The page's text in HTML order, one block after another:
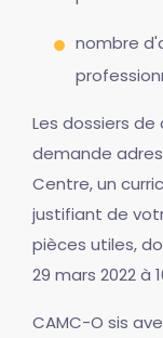
nombre
Les dossiers
demande
Centre, un
justifiant de
pièces utiles,
29 mars 2022 à
CAMC-O sis